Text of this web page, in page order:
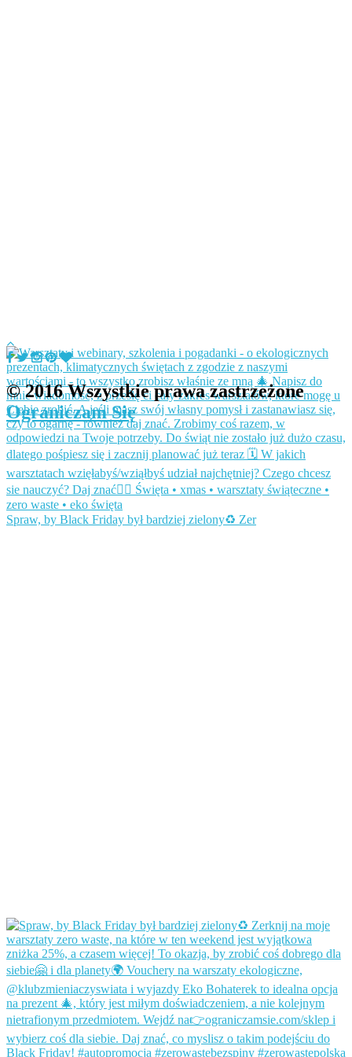
Spraw, by Black Friday był bardziej zielony♻️ Zer
© 2016 Wszystkie prawa zastrzeżone
Ograniczam Się